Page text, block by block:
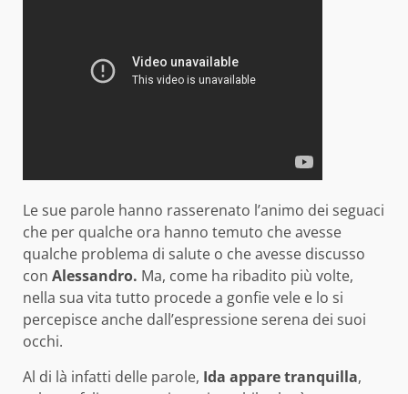
Le sue parole hanno rasserenato l’animo dei seguaci
che per qualche ora hanno temuto che avesse
qualche problema di salute o che avesse discusso
con Alessandro. Ma, come ha ribadito più volte,
nella sua vita tutto procede a gonfie vele e lo si
percepisce anche dall’espressione serena dei suoi
occhi.
Al di là infatti delle parole, Ida appare tranquilla,